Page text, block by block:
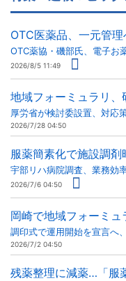
OTC医薬品、一元管
OTC薬協・磯部氏、電子お
2026/8/5 11:49
地域フォーミュラリ
厚労省が検討委設置、対応
2026/7/28 04:50
服薬簡素化で施設調
宇部リハ病院調査、業務効
2026/7/6 04:50
岡崎で地域フォーミ
調印式で運用開始を宣言へ
2026/7/2 04:50
残薬整理に減薬…「服